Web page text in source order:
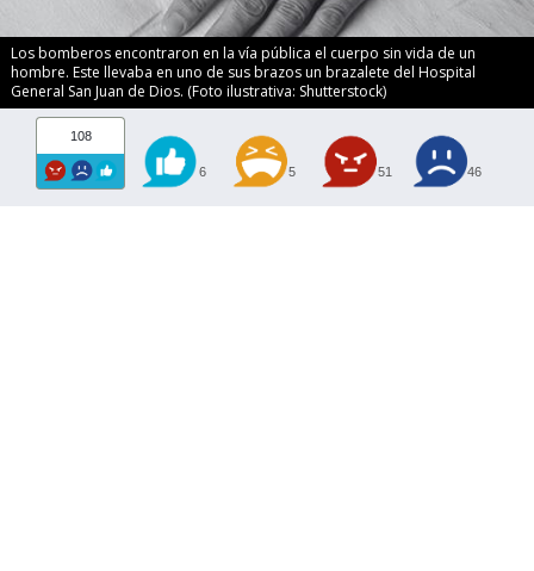
Los bomberos encontraron en la vía pública el cuerpo sin vida de un
hombre. Este llevaba en uno de sus brazos un brazalete del Hospital
General San Juan de Dios. (Foto ilustrativa: Shutterstock)
108
6 5 51 46